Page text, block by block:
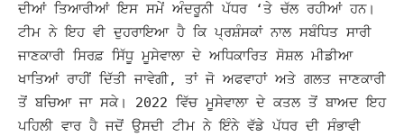
ਦੀਆਂ ਤਿਆਰੀਆਂ ਇਸ ਸਮੇਂ ਅੰਦਰੂਨੀ ਪੱਧਰ ‘ਤੇ ਚੱਲ ਰਹੀਆਂ ਹਨ।
ਟੀਮ ਨੇ ਇਹ ਵੀ ਦੁਹਰਾਇਆ ਹੈ ਕਿ ਪ੍ਰਸ਼ੰਸਕਾਂ ਨਾਲ ਸਬੰਧਿਤ ਸਾਰੀ
ਜਾਣਕਾਰੀ ਸਿਰਫ਼ ਸਿੱਧੂ ਮੂਸੇਵਾਲਾ ਦੇ ਅਧਿਕਾਰਿਤ ਸੋਸ਼ਲ ਮੀਡੀਆ
ਖਾਤਿਆਂ ਰਾਹੀਂ ਦਿੱਤੀ ਜਾਵੇਗੀ, ਤਾਂ ਜੋ ਅਫਵਾਹਾਂ ਅਤੇ ਗਲਤ ਜਾਣਕਾਰੀ
ਤੋਂ ਬਚਿਆ ਜਾ ਸਕੇ। 2022 ਵਿੱਚ ਮੂਸੇਵਾਲਾ ਦੇ ਕਤਲ ਤੋਂ ਬਾਅਦ ਇਹ
ਪਹਿਲੀ ਵਾਰ ਹੈ ਜਦੋਂ ਉਸਦੀ ਟੀਮ ਨੇ ਇੰਨੇ ਵੱਡੇ ਪੱਧਰ ਦੀ ਸੰਭਾਵੀ